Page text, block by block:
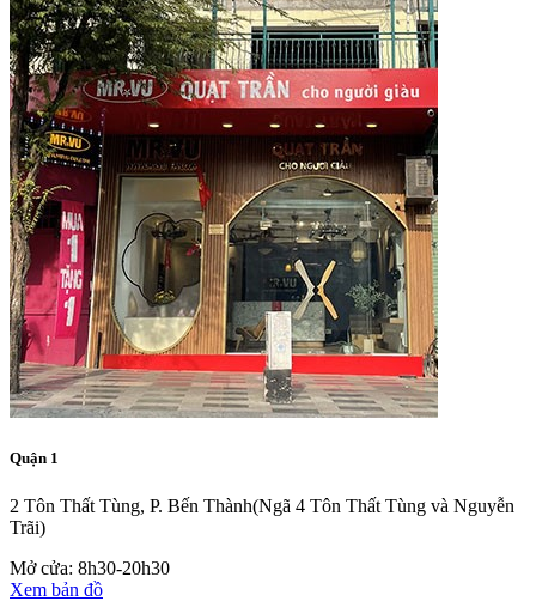
Quận 1
2 Tôn Thất Tùng, P. Bến Thành(Ngã 4 Tôn Thất Tùng và Nguyễn
Trãi)
Mở cửa: 8h30-20h30
Xem bản đồ